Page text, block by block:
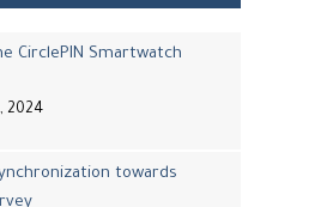
CirclePIN Smartwatch
2024
towards